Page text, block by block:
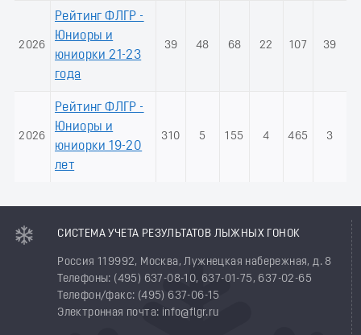
2026
Рейтинг ФЛГР -
Юниоры и
юниорки 21-23
года
39 48 68 22 107 39
2026
Рейтинг ФЛГР -
Юниоры и
юниорки 19-20
лет
310 5 155 4 465 3
СИСТЕМА УЧЕТА РЕЗУЛЬТАТОВ ЛЫЖНЫХ ГОНОК
Россия 119992, Москва, Лужнецкая набережная, д. 8
Телефоны: (495) 637-08-10, 637-01-75, 637-02-65
Телефон/факс: (495) 637-06-15
Электронная почта: info@flgr.ru